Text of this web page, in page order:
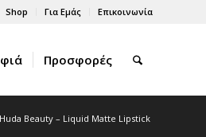
Shop Για Εμάς Επικοινωνία
Προσφορές
Beauty – Liquid Matte Lipstick